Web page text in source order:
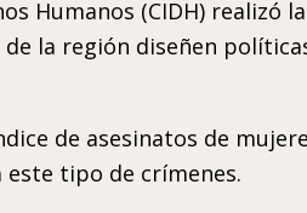
Humanos (CIDH)
la región diseñen
de asesinatos de
tipo de crímenes.